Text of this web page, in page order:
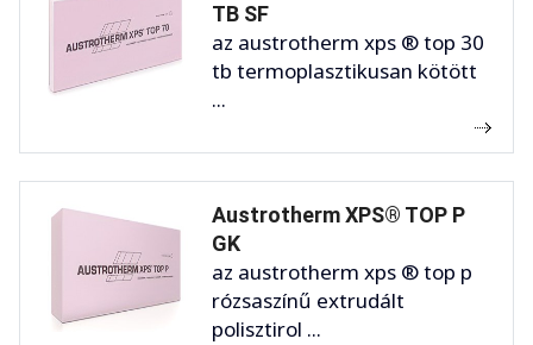
TB SF
az austrotherm xps ® top 30
tb termoplasztikusan kötött
...
Austrotherm XPS® TOP P
GK
az austrotherm xps ® top p
rózsaszínű extrudált
polisztirol ...